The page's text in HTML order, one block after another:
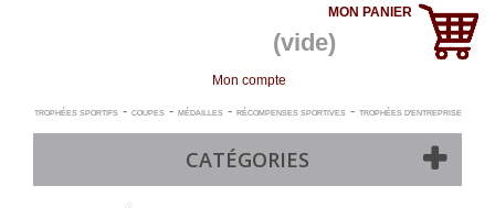
MON PANIER
(vide)
Mon compte
TROPHÉES SPORTIFS- COUPES- MÉDAILLES- RÉCOMPENSES SPORTIVES- TROPHÉES D'ENTREPRISE
CATÉGORIES